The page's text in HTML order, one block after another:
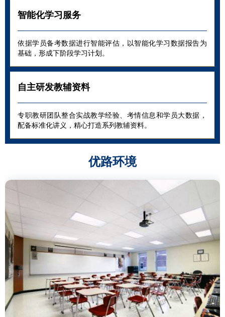
智能化学习服务
依据学员备考数据进行智能评估，以智能化学习数据报告为
基础，形成下阶段学习计划。
自主研发教辅资料
专职教研团队整合实战教学经验、考情信息和学员大数据，
配备标准化讲义，精心打造系列教辅资料。
优路环境